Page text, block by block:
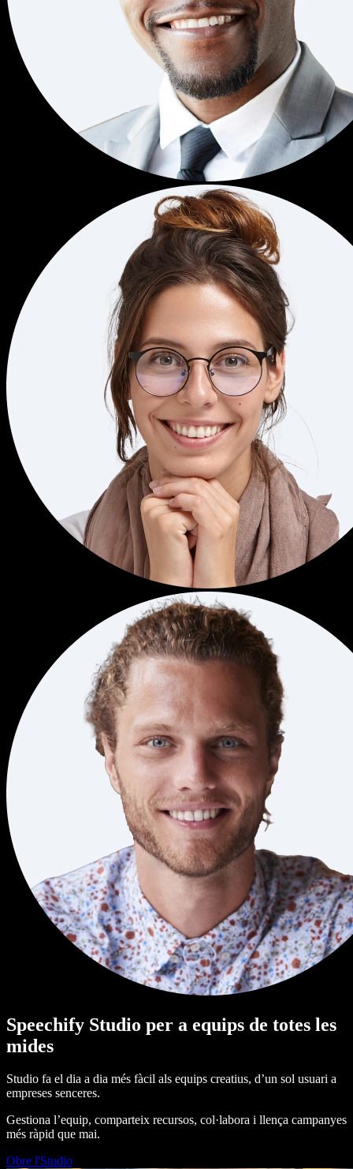
Speechify Studio per a equips de totes les
mides
Studio fa el dia a dia més fàcil als equips creatius, d’un sol usuari a
empreses senceres.
Gestiona l’equip, comparteix recursos, col·labora i llença campanyes
més ràpid que mai.
Obre l'Studio